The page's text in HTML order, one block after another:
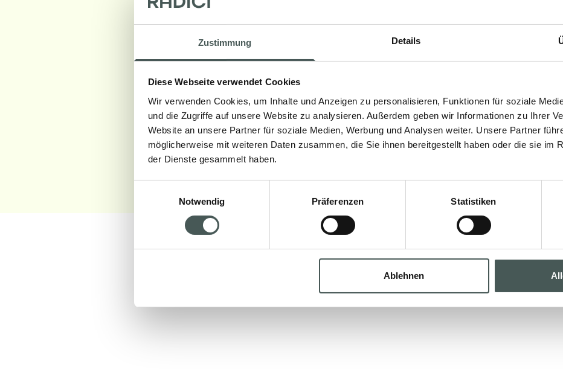
Zustimmung Details
Diese Webseite verwendet Cookies
Wir verwenden Cookies, um Inhalte und Anzeigen zu personalisieren, Funktionen für soziale
und die Zugriffe auf unsere Website zu analysieren. Außerdem geben wir Informationen zu Ihrer
Website an unsere Partner für soziale Medien, Werbung und Analysen weiter. Unsere Partner
möglicherweise mit weiteren Daten zusammen, die Sie ihnen bereitgestellt haben oder die sie im
der Dienste gesammelt haben.
Notwendig
Präferenzen Statistiken
Ablehnen